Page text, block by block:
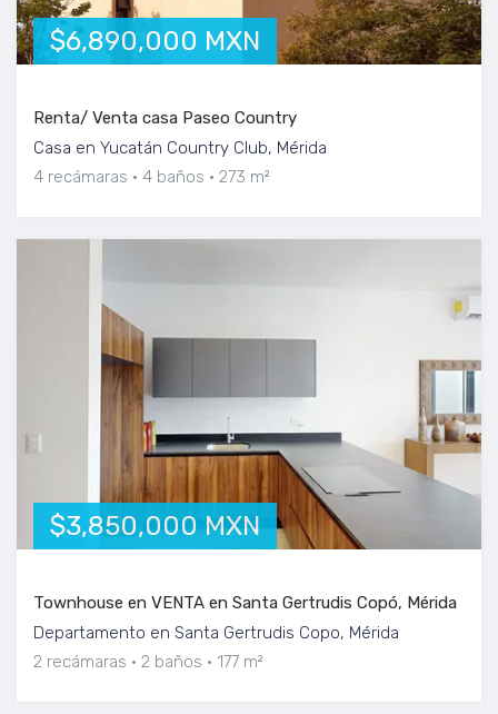
$6,890,000 MXN
Renta/ Venta casa Paseo Country
Casa en Yucatán Country Club, Mérida
4 recámaras
4 baños 273 m²
$3,850,000 MXN
Townhouse en VENTA en Santa Gertrudis Copó, Mérida
Departamento en Santa Gertrudis Copo, Mérida
2 recámaras
2 baños 177 m²